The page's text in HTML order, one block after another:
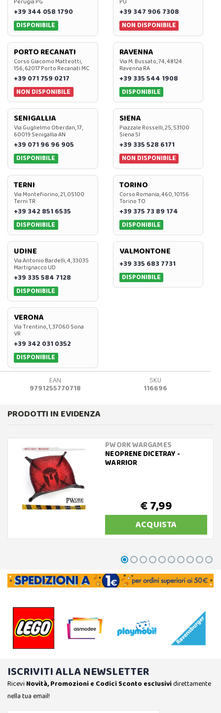
Perugia PG
+39 344 058 1790
DISPONIBILE
PU
+39 347 906 7308
NON DISPONIBILE
PORTO RECANATI
Corso Giacomo Matteotti,
156, 62017 Porto Recanati MC
+39 071 759 0217
NON DISPONIBILE
RAVENNA
Via M. Bussato, 74, 48124
Ravenna RA
+39 335 544 1908
DISPONIBILE
SENIGALLIA
Via Guglielmo Oberdan, 17,
60019 Senigallia AN
+39 071 96 96 905
DISPONIBILE
SIENA
Piazzale Rosselli, 25, 53100
Siena SI
+39 335 528 6171
NON DISPONIBILE
TERNI
Via Montefiorino, 21, 05100
Terni TR
+39 342 851 6535
DISPONIBILE
TORINO
Corso Romania, 460, 10156
Torino TO
+39 375 73 89 174
DISPONIBILE
UDINE
Via Antonio Bardelli, 4, 33035
Martignacco UD
+39 335 584 7128
DISPONIBILE
VALMONTONE
+39 335 683 7731
DISPONIBILE
VERONA
Via Trentino, 1, 37060 Sona
VR
+39 342 031 0352
DISPONIBILE
EAN
9791255770718
SKU
116696
PRODOTTI IN EVIDENZA
PWORK WARGAMES
NEOPRENE DICETRAY -
WARRIOR
€ 7,99
ACQUISTA
ISCRIVITI ALLA NEWSLETTER
Ricevi Novità, Promozioni e Codici Sconto esclusividirettamente
nella tua email!